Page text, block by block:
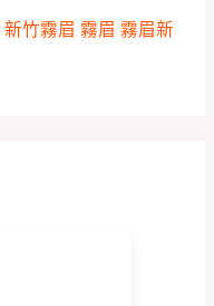
新竹霧眉 霧眉 霧眉新